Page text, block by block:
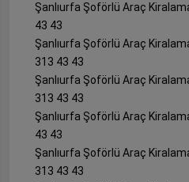
Şanlıurfa Şoförlü Araç
43 43
Şanlıurfa Şoförlü Araç
313 43 43
Şanlıurfa Şoförlü Araç
313 43 43
Şanlıurfa Şoförlü Araç
43 43
Şanlıurfa Şoförlü Araç
313 43 43